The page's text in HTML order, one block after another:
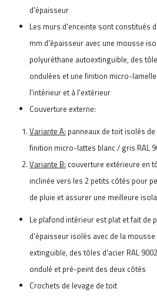
d'épaisseur
Les murs d'enceinte sont constitués
mm d'épaisseur avec une mousse
polyuréthane autoextinguible, des
ondulées et une finition micro-
l'intérieur et à l'extérieur
Couverture externe:
Variante A: panneaux de toit isolés
finition micro-lattes blanc / gris RAL
Variante B: couverture extérieure en
inclinée vers les 2 petits côtés pour
de pluie et assurer une meilleure
Le plafond intérieur est plat et fait de
d'épaisseur isolés avec de la
extinguible, des tôles d'acier RAL
ondulé et pré-peint des deux côtés
Crochets de levage de toit